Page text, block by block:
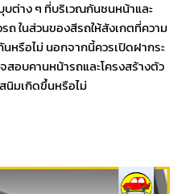
ต่าง ๆ ที่บริเวณกันชนหน้าและ
ถ ในส่วนของสีรถให้สังเกตที่ความ
หรือไม่ นอกจากนี้ควรเปิดฝากระ
สอบคานหน้ารถและโครงสร้างตัว
มเกิดขึ้นหรือไม่